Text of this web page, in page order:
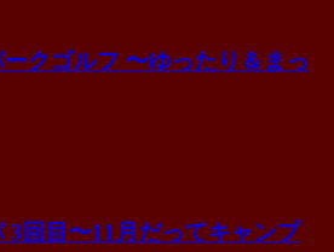
クゴルフ 〜ゆったり＆まっ
3回目〜11月だってキャンプ